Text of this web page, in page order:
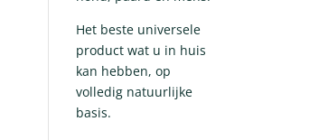
Het beste universele
product wat u in huis
kan hebben, op
volledig natuurlijke
basis.